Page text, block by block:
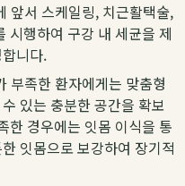
앞서 스케일링, 치근활택술,
시행하여 구강 내 세균을 제
니다.
부족한 환자에게는 맞춤형
있는 충분한 공간을 확보
한 경우에는 잇몸 이식을 통
잇몸으로 보강하여 장기적